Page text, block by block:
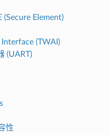
(Secure Element)
(TWAI)
(UART)
性